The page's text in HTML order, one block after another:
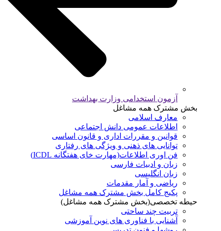
آزمون استخدامی وزارت بهداشت
بخش مشترک همه مشاغل
معارف اسلامی
اطلاعات عمومی دانش اجتماعی
قوانین و مقررات اداری و قانون اساسی
توانایی های ذهنی و ویژگی های رفتاری
فن اوری اطلاعات(مهارت خای هفتگانه ICDL)
زبان و ادبیات فارسی
زبان انگلیسی
ریاضی و آمار مقدمات
پکیج کامل بخش مشترک همه مشاغل
حیطه تخصصی(بخش مشترک همه مشاغل)
تربیت چند ساحتی
آشنایی با فناوری های نوین آموزشی